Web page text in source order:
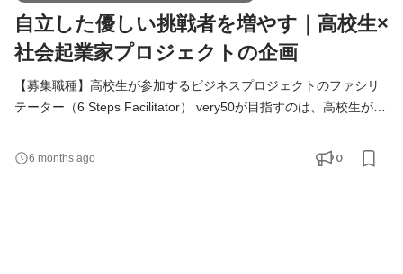
自立した優しい挑戦者を増やす｜高校生×
社会起業家プロジェクトの企画
【募集職種】高校生が参加するビジネスプロジェクトのファシリ
テーター（6 Steps Facilitator） very50が目指すのは、高校生が本
で社会に価値を生むために取り組んでいる姿、社会で起きている
様々な不合理に立ち向かう社会起業家の姿を高校生に見せること
6 months ago 0